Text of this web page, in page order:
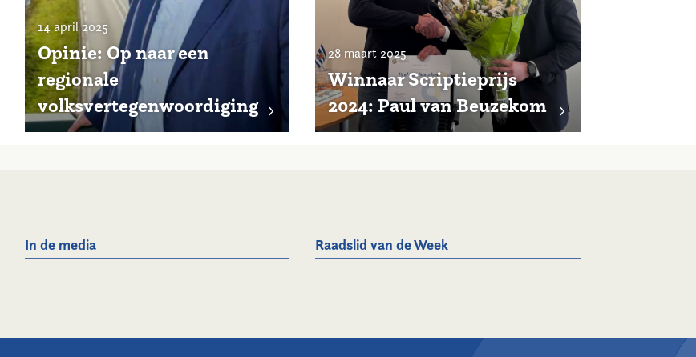
14 april 2025
Opinie: Op naar een
regionale
volksvertegenwoordiging
28 maart 2025
Winnaar Scriptieprijs
2024: Paul van Beuzekom
In de media Raadslid van de Week